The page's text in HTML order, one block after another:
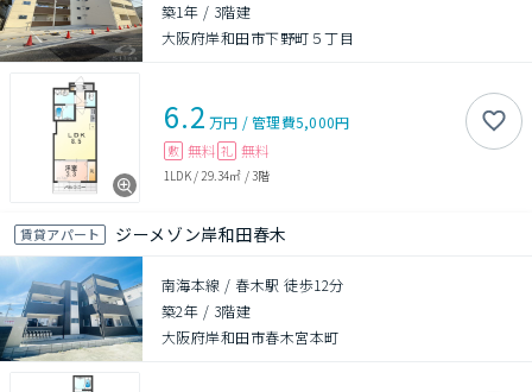
築1年 / 3階建
大阪府岸和田市下野町５丁目
6.2 万円 /管理費5,000円
敷 無料 礼 無料
1LDK/ 29.34㎡ /3階
賃貸アパート ジーメゾン岸和田春木
南海本線 / 春木駅 徒歩12分
築2年 / 3階建
大阪府岸和田市春木宮本町